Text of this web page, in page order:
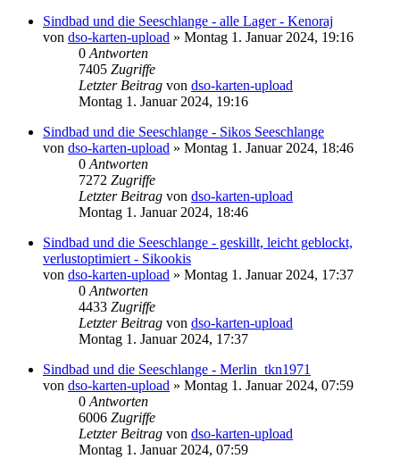
Sindbad und die Seeschlange - alle Lager - Kenoraj
von dso-karten-upload » Montag 1. Januar 2024, 19:16
0Antworten
7405 Zugriffe
Letzter Beitrag von dso-karten-upload
Montag 1. Januar 2024, 19:16
Sindbad und die Seeschlange - Sikos Seeschlange
von dso-karten-upload » Montag 1. Januar 2024, 18:46
0Antworten
7272 Zugriffe
Letzter Beitrag von dso-karten-upload
Montag 1. Januar 2024, 18:46
Sindbad und die Seeschlange - geskillt, leicht geblockt,
verlustoptimiert - Sikookis
von dso-karten-upload » Montag 1. Januar 2024, 17:37
0Antworten
4433 Zugriffe
Letzter Beitrag von dso-karten-upload
Montag 1. Januar 2024, 17:37
Sindbad und die Seeschlange - Merlin_tkn1971
von dso-karten-upload » Montag 1. Januar 2024, 07:59
0Antworten
6006 Zugriffe
Letzter Beitrag von dso-karten-upload
Montag 1. Januar 2024, 07:59